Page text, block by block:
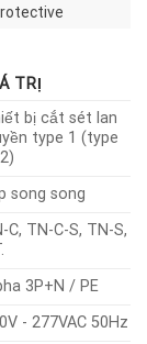
listed Type 1
listed Type
per phase
Tracking ( bộ
TRỊ
bị cắt sét lan
type 1 (type
song song
C, TN-C-S, TN-S,
3P+N / PE
- 277VAC 50Hz